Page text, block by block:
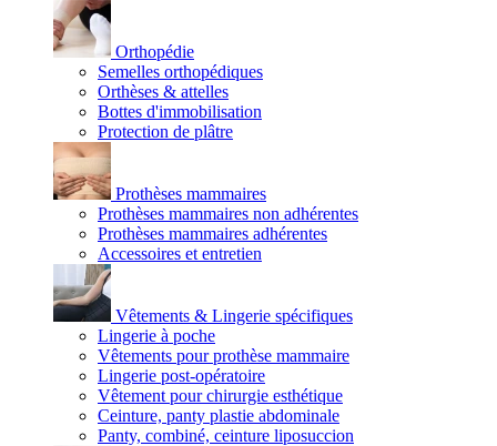
Orthopédie
Semelles orthopédiques
Orthèses & attelles
Bottes d'immobilisation
Protection de plâtre
Prothèses mammaires
Prothèses mammaires non adhérentes
Prothèses mammaires adhérentes
Accessoires et entretien
Vêtements & Lingerie spécifiques
Lingerie à poche
Vêtements pour prothèse mammaire
Lingerie post-opératoire
Vêtement pour chirurgie esthétique
Ceinture, panty plastie abdominale
Panty, combiné, ceinture liposuccion